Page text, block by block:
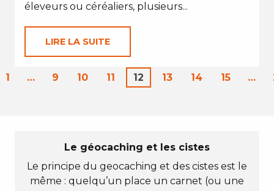
éleveurs ou céréaliers, plusieurs...
LIRE LA SUITE
1 … 9 10 11 12 13 14 15 …
Le géocaching et les cistes
Le principe du geocaching et des cistes est le
même : quelqu’un place un carnet (ou une